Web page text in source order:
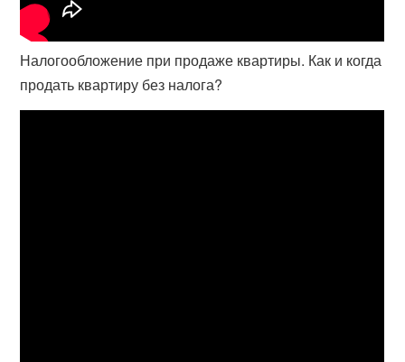
Налогообложение при продаже квартиры. Как и когда
продать квартиру без налога?